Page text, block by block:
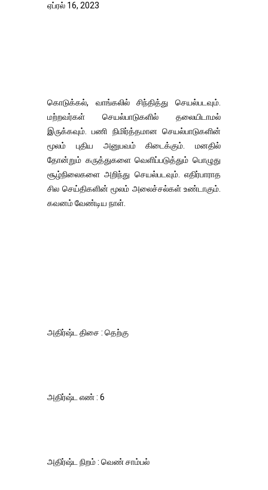
ஏப்ரல் 16, 2023
கொடுக்கல், வாங்கலில் சிந்தித்து செயல்படவும்.
மற்றவர்கள் செயல்பாடுகளில் தலையிடாமல்
இருக்கவும். பணி நிமிர்த்தமான செயல்பாடுகளின்
மூலம் புதிய அனுபவம் கிடைக்கும். மனதில்
தோன்றும் கருத்துகளை வெளிப்படுத்தும் பொழுது
சூழ்நிலைகளை அறிந்து செயல்படவும். எதிர்பாராத
சில செய்திகளின் மூலம் அலைச்சல்கள் உண்டாகும்.
கவனம் வேண்டிய நாள்.
அதிர்ஷ்ட திசை : தெற்கு
அதிர்ஷ்ட எண் : 6
அதிர்ஷ்ட நிறம் : வெண் சாம்பல்